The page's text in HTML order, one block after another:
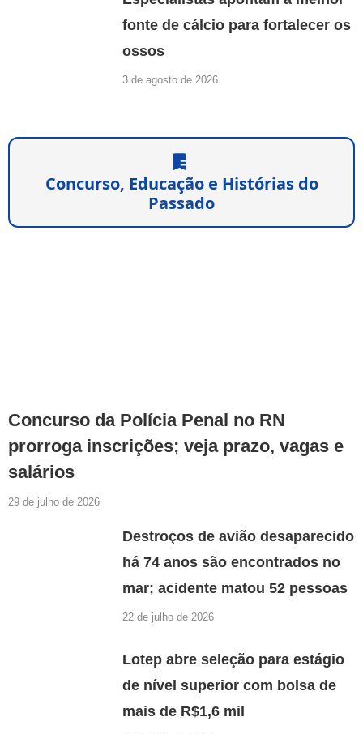
fonte de cálcio para fortalecer os
ossos
3 de agosto de 2026
Concurso, Educação e Histórias do
Passado
Concurso da Polícia Penal no RN
prorroga inscrições; veja prazo, vagas e
salários
29 de julho de 2026
Destroços de avião desaparecido
há 74 anos são encontrados no
mar; acidente matou 52 pessoas
22 de julho de 2026
Lotep abre seleção para estágio
de nível superior com bolsa de
mais de R$1,6 mil